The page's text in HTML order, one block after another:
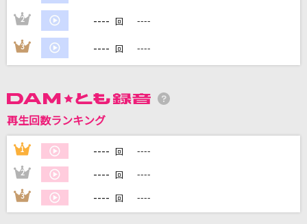
カラオケ最新情報をチェック！
2 ---- 回 ----
3 ---- 回 ----
再生回数ランキング
1 ---- 回 ----
2 ---- 回 ----
3 ---- 回 ----